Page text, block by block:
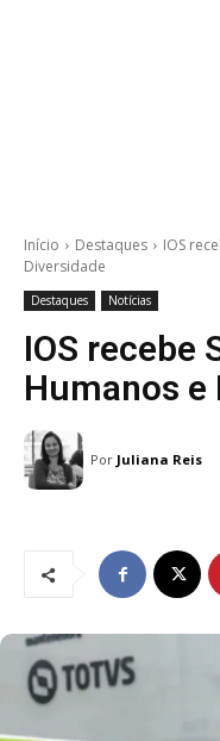
Início Destaques
IOS
Diversidade
Destaques Notícias
IOS recebe
Humanos e
Por Juliana Reis